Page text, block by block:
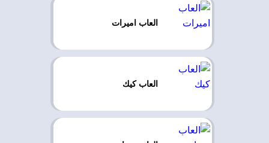
العاب اميرات
العاب كيك